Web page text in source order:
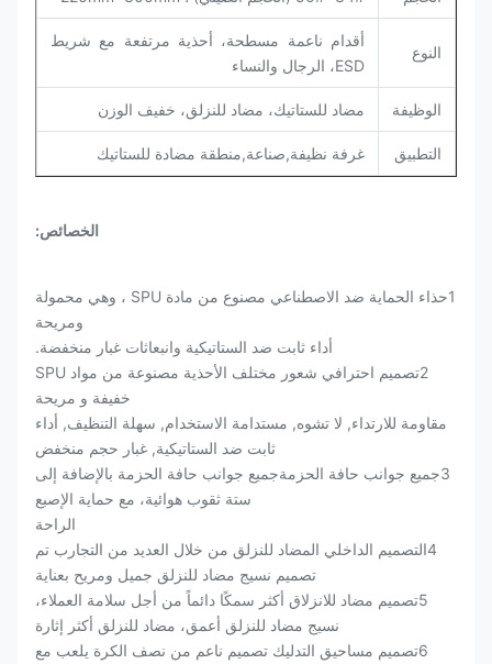
النوع
أقدام ناعمة مسطحة، أحذية مرتفعة مع شريط
ESD، الرجال والنساء
الوظيفة مضاد للستاتيك، مضاد للنزلق، خفيف الوزن
التطبيق غرفة نظيفة,صناعة,منطقة مضادة للستاتيك
الخصائص:
1حذاء الحماية ضد الاصطناعي مصنوع من مادة SPU ، وهي محمولة
ومريحة
أداء ثابت ضد الستاتيكية وانبعاثات غبار منخفضة.
2تصميم احترافي شعور مختلف الأحذية مصنوعة من مواد SPU
خفيفة و مريحة
مقاومة للارتداء, لا تشوه, مستدامة الاستخدام, سهلة التنظيف, أداء
ثابت ضد الستاتيكية, غبار حجم منخفض
3جميع جوانب حافة الحزمةجميع جوانب حافة الحزمة بالإضافة إلى
ستة ثقوب هوائية، مع حماية الإصبع
الراحة
4التصميم الداخلي المضاد للنزلق من خلال العديد من التجارب تم
تصميم نسيج مضاد للنزلق جميل ومريح بعناية
5تصميم مضاد للانزلاق أكثر سمكًا دائماً من أجل سلامة العملاء،
نسيج مضاد للنزلق أعمق، مضاد للنزلق أكثر إثارة
6تصميم مساحيق التدليك تصميم ناعم من نصف الكرة يلعب مع